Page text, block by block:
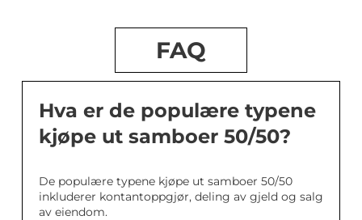
FAQ
Hva er de populære typene
kjøpe ut samboer 50/50?
De populære typene kjøpe ut samboer 50/50
inkluderer kontantoppgjør, deling av gjeld og salg
av eiendom.